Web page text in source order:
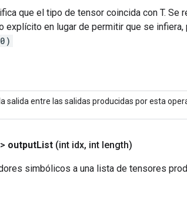
que el tipo de tensor coincida con T. Se
explícito en lugar de permitir que se infiera,
salida entre las salidas producidas por esta
outputList (int idx, int length)
simbólicos a una lista de tensores